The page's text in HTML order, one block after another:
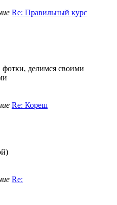
Re: Правильный курс
делимся своими
Re: Кореш
Re: